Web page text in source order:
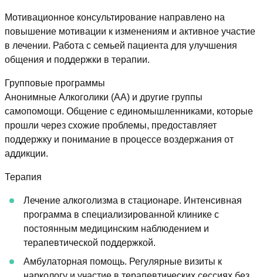
Мотивационное консультирование направлено на
повышение мотивации к изменениям и активное участие
в лечении. Работа с семьей пациента для улучшения
общения и поддержки в терапии.
Групповые программы
Анонимные Алкоголики (АА) и другие группы
самопомощи. Общение с единомышленниками, которые
прошли через схожие проблемы, предоставляет
поддержку и понимание в процессе воздержания от
аддикции.
Терапия
Лечение алкоголизма в стационаре. Интенсивная
программа в специализированной клинике с
постоянным медицинским наблюдением и
терапевтической поддержкой.
Амбулаторная помощь. Регулярные визиты к